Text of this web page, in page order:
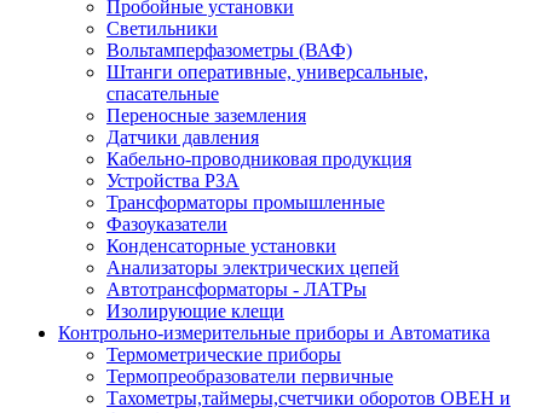
Пробойные установки
Светильники
Вольтамперфазометры (ВАФ)
Штанги оперативные, универсальные,
спасательные
Переносные заземления
Датчики давления
Кабельно-проводниковая продукция
Устройства РЗА
Трансформаторы промышленные
Фазоуказатели
Конденсаторные установки
Анализаторы электрических цепей
Автотрансформаторы - ЛАТРы
Изолирующие клещи
Контрольно-измерительные приборы и Автоматика
Термометрические приборы
Термопреобразователи первичные
Тахометры,таймеры,счетчики оборотов ОВЕН и